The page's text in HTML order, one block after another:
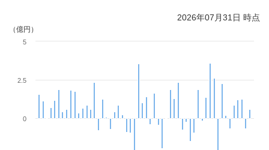
2026年07月31日 時点
（億円）
0
2.5
5